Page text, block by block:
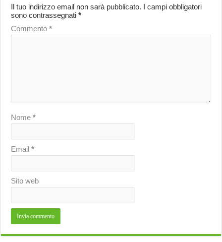
Il tuo indirizzo email non sarà pubblicato. I campi obbligatori
sono contrassegnati*
Commento*
Nome*
Email*
Sito web